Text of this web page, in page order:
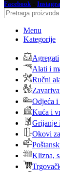
Facebook
Menu
Kategorije
Agregati
Alati i
Ručni
Odjeća i
Kuća i
Grijanje
Okovi
Klizna,